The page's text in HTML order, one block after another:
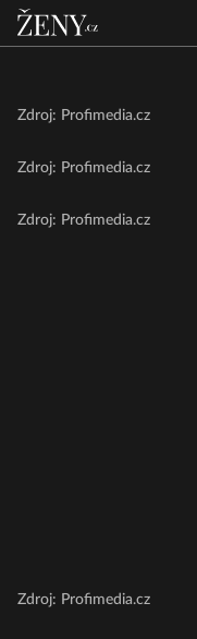
Zdroj: Profimedia.cz
Zdroj: Profimedia.cz
Zdroj: Profimedia.cz
Zdroj: Profimedia.cz